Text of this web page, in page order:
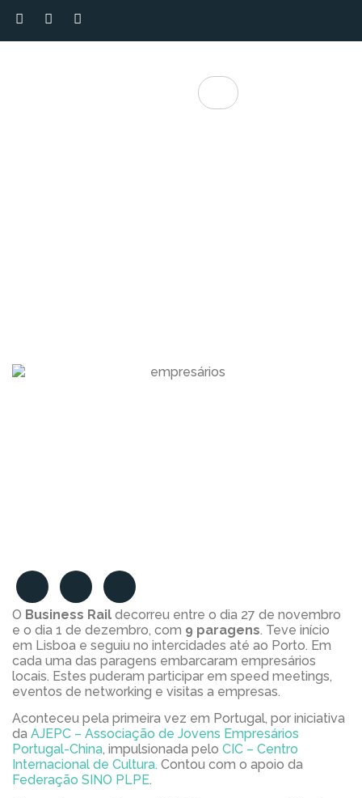
O Business Rail decorreu entre o dia 27 de novembro
e o dia 1 de dezembro, com 9 paragens. Teve início
em Lisboa e seguiu no intercidades até ao Porto. Em
cada uma das paragens embarcaram empresários
locais. Estes puderam participar em speed meetings,
eventos de networking e visitas a empresas.
Aconteceu pela primeira vez em Portugal, por iniciativa
da AJEPC – Associação de Jovens Empresários
Portugal-China, impulsionada pelo CIC – Centro
Internacional de Cultura. Contou com o apoio da
Federação SINO PLPE.